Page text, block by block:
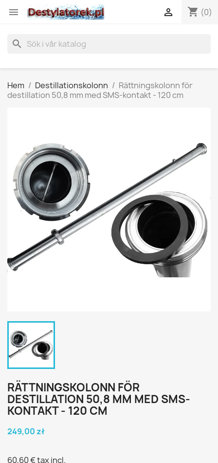
 shopping_cart (0)

search
Hem Destillationskolonn
Rättningskolonn för
destillation 50,8 mm med SMS-kontakt - 120 cm
RÄTTNINGSKOLONN FÖR
DESTILLATION 50,8 MM MED SMS-
KONTAKT - 120 CM
249,00 zł
60,60 €tax incl.